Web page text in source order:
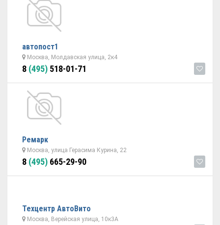
автопост1
Москва, Молдавская улица, 2к4
8 (495) 518-01-71
Ремарк
Москва, улица Герасима Курина, 22
8 (495) 665-29-90
Техцентр АвтоВито
Москва, Верейская улица, 10к3А